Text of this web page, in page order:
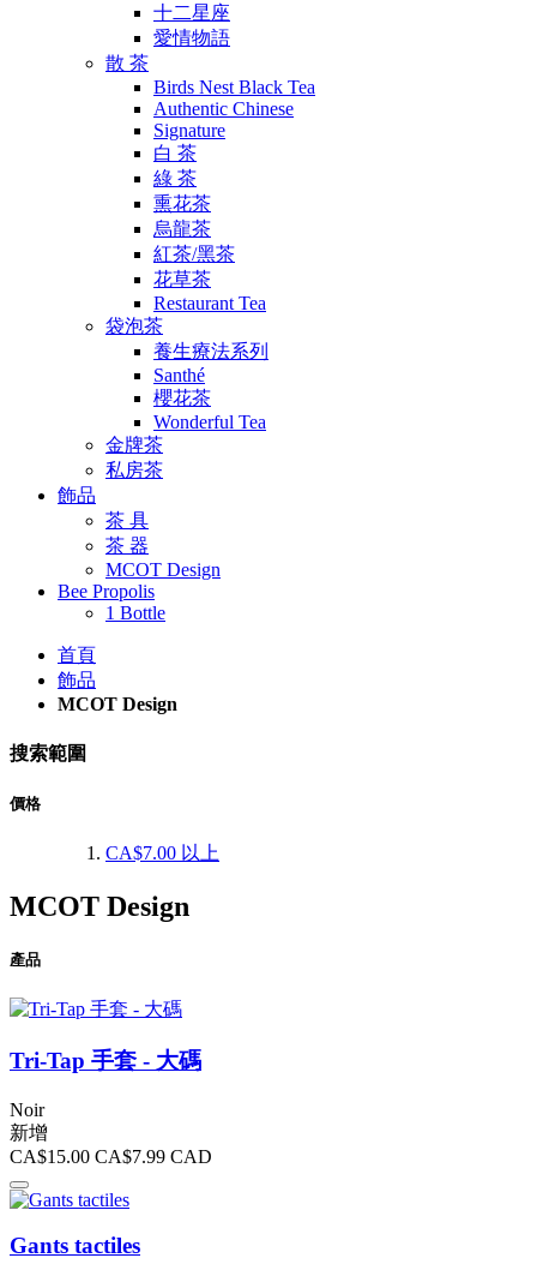
十二星座
愛情物語
散 茶
Birds Nest Black Tea
Authentic Chinese
Signature
白 茶
綠 茶
熏花茶
烏龍茶
紅茶/黑茶
花草茶
Restaurant Tea
袋泡茶
養生療法系列
Santhé
櫻花茶
Wonderful Tea
金牌茶
私房茶
飾品
茶 具
茶 器
MCOT Design
Bee Propolis
1 Bottle
首頁
飾品
MCOT Design
搜索範圍
價格
CA$7.00 以上
MCOT Design
產品
Tri-Tap 手套 - 大碼
Noir
新增
CA$15.00 CA$7.99 CAD
Gants tactiles